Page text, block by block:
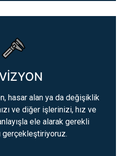
hasar alan ya da değişiklik
ve diğer işlerinizi, hız ve
ele alarak gerekli
gerçekleştiriyoruz.